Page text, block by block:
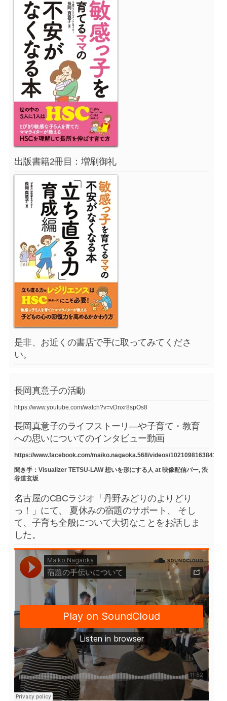
出版書籍2冊目：増刷御礼
是非、お近くの書店で手に取ってみてくださ
い。
長岡真意子の活動
https://www.youtube.com/watch?v=vDnxr8spOs8
長岡真意子のライフストーリ―や子育て・教育
への思いについてのインタビュー動画
https://www.facebook.com/maiko.nagaoka.568/videos/
聞き手：Visualizer TETSU-LAW 想いを形にする人 at 映像配信バー, 渋
谷道玄坂
名古屋のCBCラジオ「丹野みどりのよりどり
っ！」にて、 夏休みの宿題のサポート、 そし
て、子育ち全般について大切なことをお話しま
した。